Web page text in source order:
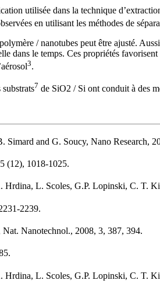
utilisée dans la technique
en utilisant les méthodes de
/ nanotubes peut être ajusté.
dans le temps. Ces propriétés
3.
7 de SiO2 / Si ont conduit à des
and G. Soucy, Nano Research,
(12), 1018-1025.
L. Scoles, G.P. Lopinski, C. T.
2239.
Nanotechnol., 2008, 3, 387, 394.
L. Scoles, G.P. Lopinski, C. T.